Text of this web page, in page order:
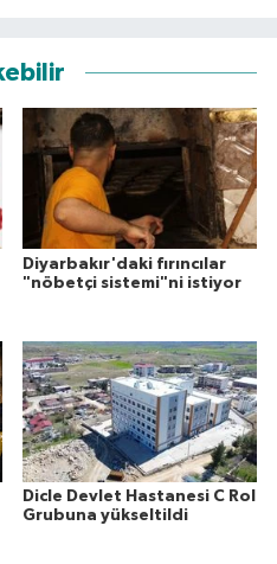
Diyarbakır'daki fırıncılar
"nöbetçi sistemi"ni istiyor
Dicle Devlet Hastanesi C Rol
Grubuna yükseltildi